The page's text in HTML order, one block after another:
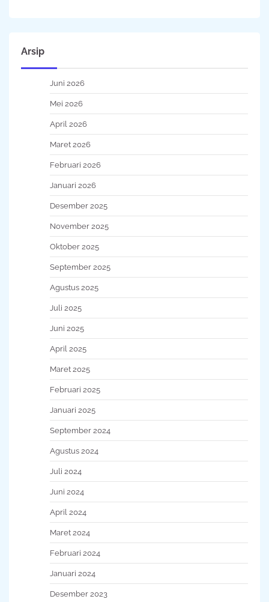
Arsip
Juni 2026
Mei 2026
April 2026
Maret 2026
Februari 2026
Januari 2026
Desember 2025
November 2025
Oktober 2025
September 2025
Agustus 2025
Juli 2025
Juni 2025
April 2025
Maret 2025
Februari 2025
Januari 2025
September 2024
Agustus 2024
Juli 2024
Juni 2024
April 2024
Maret 2024
Februari 2024
Januari 2024
Desember 2023